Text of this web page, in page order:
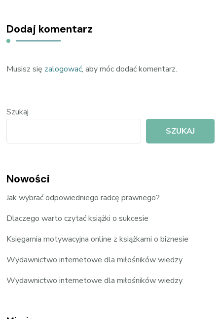
Dodaj komentarz
Musisz się zalogować, aby móc dodać komentarz.
Szukaj
SZUKAJ
Nowości
Jak wybrać odpowiedniego radcę prawnego?
Dlaczego warto czytać książki o sukcesie
Księgarnia motywacyjna online z książkami o biznesie
Wydawnictwo internetowe dla miłośników wiedzy
Wydawnictwo internetowe dla miłośników wiedzy